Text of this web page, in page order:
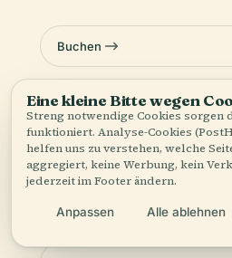
Buchen
VIATORSOFORT
Private Tour:
Frida Kahlo Museum
4.8(352)
Eine kleine Bitte wegen
Streng notwendige Cookies sorgen
funktioniert. Analyse-Cookies
helfen uns zu verstehen, welche
aggregiert, keine Werbung, kein
jederzeit im Footer ändern.
Anpassen Alle ablehnen